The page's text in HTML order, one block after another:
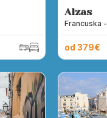
Alzas
Francuska
od 379€